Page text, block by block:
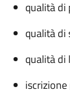
qualità di
qualità di
qualità di